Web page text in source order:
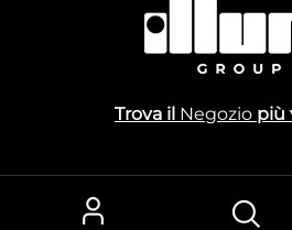
Trova il Negozio più
Powered by